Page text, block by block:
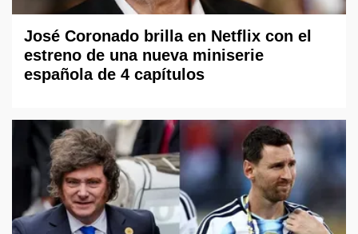
José Coronado brilla en Netflix con el
estreno de una nueva miniserie
española de 4 capítulos